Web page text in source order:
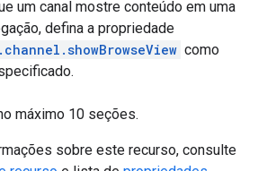
um canal mostre conteúdo em uma
defina a propriedade
como
máximo 10 seções.
sobre este recurso, consulte